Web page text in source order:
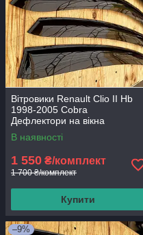
Вітровики Renault Clio II Hb
1998-2005 Cobra
Дефлектори на вікна
В наявності
1 550 ₴/комплект
1 700 ₴/комплект
Купити
–9%